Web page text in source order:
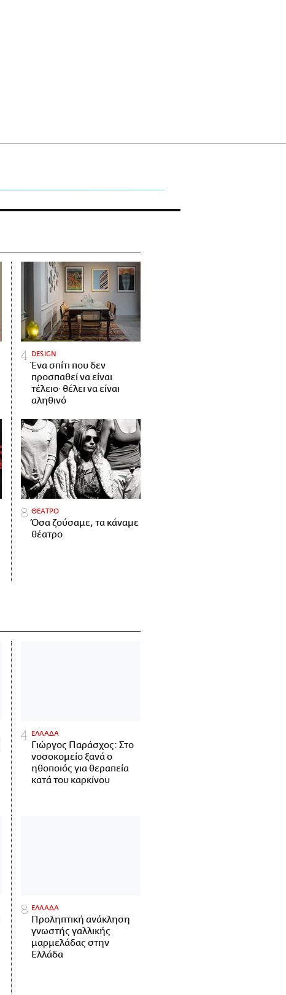
DESIGN
Ένα σπίτι που δεν
προσπαθεί να είναι
τέλειο· θέλει να είναι
αληθινό
ΘΕΑΤΡΟ
Όσα ζούσαμε, τα κάναμε
θέατρο
ΕΛΛΑΔΑ
Γιώργος Παράσχος: Στο
νοσοκομείο ξανά ο
ηθοποιός για θεραπεία
κατά του καρκίνου
ΕΛΛΑΔΑ
Προληπτική ανάκληση
γνωστής γαλλικής
μαρμελάδας στην
Ελλάδα